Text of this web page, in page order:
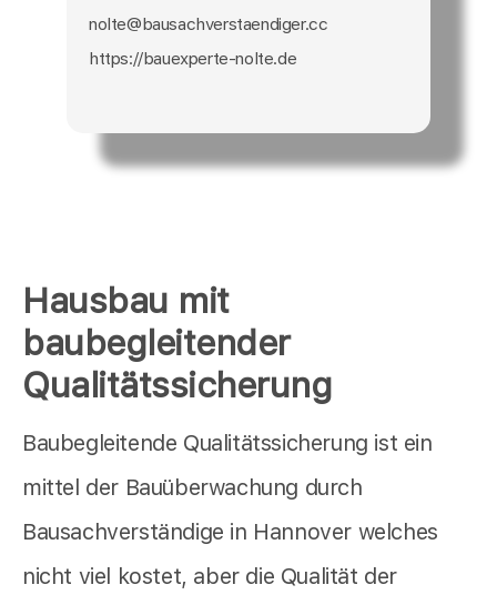
Hausbau mit
baubegleitender
Qualitätssicherung
Baubegleitende Qualitätssicherung ist ein
mittel der Bauüberwachung durch
Bausachverständige in Hannover welches
nicht viel kostet, aber die Qualität der
nolte@bausachverstaendiger.cc
https://bauexperte-nolte.de